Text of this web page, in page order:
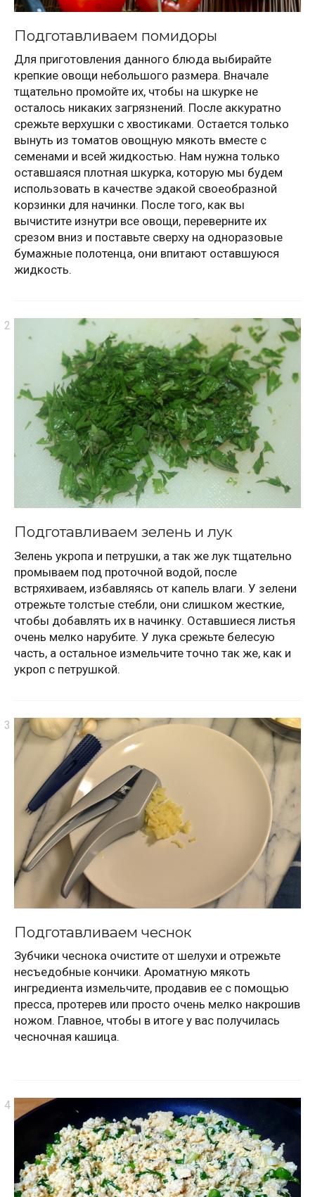
Подготавливаем помидоры
Для приготовления данного блюда выбирайте
крепкие овощи небольшого размера. Вначале
тщательно промойте их, чтобы на шкурке не
осталось никаких загрязнений. После аккуратно
срежьте верхушки с хвостиками. Остается только
вынуть из томатов овощную мякоть вместе с
семенами и всей жидкостью. Нам нужна только
оставшаяся плотная шкурка, которую мы будем
использовать в качестве эдакой своеобразной
корзинки для начинки. После того, как вы
вычистите изнутри все овощи, переверните их
срезом вниз и поставьте сверху на одноразовые
бумажные полотенца, они впитают оставшуюся
жидкость.
Подготавливаем зелень и лук
Зелень укропа и петрушки, а так же лук тщательно
промываем под проточной водой, после
встряхиваем, избавляясь от капель влаги. У зелени
отрежьте толстые стебли, они слишком жесткие,
чтобы добавлять их в начинку. Оставшиеся листья
очень мелко нарубите. У лука срежьте белесую
часть, а остальное измельчите точно так же, как и
укроп с петрушкой.
Подготавливаем чеснок
Зубчики чеснока очистите от шелухи и отрежьте
несъедобные кончики. Ароматную мякоть
ингредиента измельчите, продавив ее с помощью
пресса, протерев или просто очень мелко накрошив
ножом. Главное, чтобы в итоге у вас получилась
чесночная кашица.